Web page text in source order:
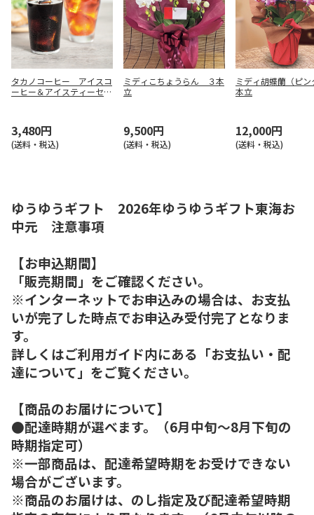
タカノコーヒー アイスコ
ーヒー＆アイスティーセッ
3,480円
(送料・税込)
ミディこちょうらん ３本
立
9,500円
(送料・税込)
ミディ胡蝶蘭（ピン
本立
12,000円
(送料・税込)
ゆうゆうギフト 2026年ゆうゆうギフト東海お
中元 注意事項
【お申込期間】
「販売期間」をご確認ください。
※インターネットでお申込みの場合は、お支払
いが完了した時点でお申込み受付完了となりま
す。
詳しくはご利用ガイド内にある「お支払い・配
達について」をご覧ください。
【商品のお届けについて】
●配達時期が選べます。（6月中旬～8月下旬の
時期指定可）
※一部商品は、配達希望時期をお受けできない
場合がございます。
※商品のお届けは、のし指定及び配達希望時期